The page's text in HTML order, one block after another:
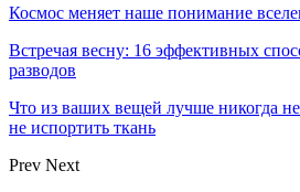
Космос меняет наше понимание
Встречая весну: 16 эффективных
разводов
Что из ваших вещей лучше никогда
не испортить ткань
Prev Next